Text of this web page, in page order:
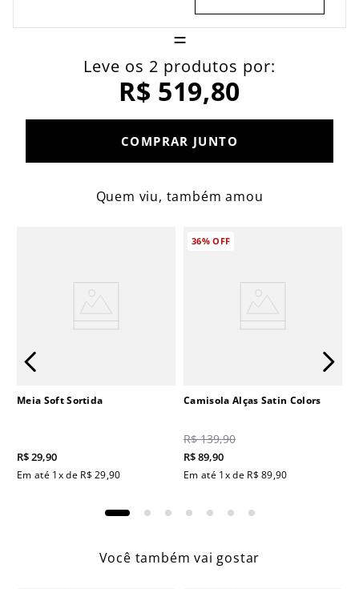
=
Leve os 2 produtos por:
R$ 519,80
COMPRAR JUNTO
Quem viu, também amou
Meia Soft Sortida
R$29,90
Em até 1x de R$ 29,90
36%OFF
Camisola Alças Satin Colors
R$ 139,90
R$89,90
Em até 1x de R$ 89,90
Você também vai gostar